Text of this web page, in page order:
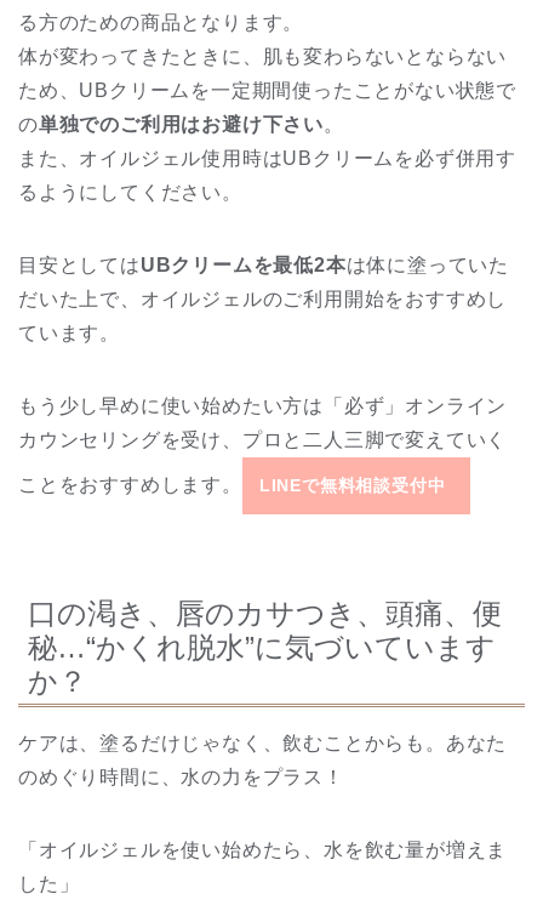
る方のための商品となります。
体が変わってきたときに、肌も変わらないとならない
ため、UBクリームを一定期間使ったことがない状態で
の単独でのご利用はお避け下さい。
また、オイルジェル使用時はUBクリームを必ず併用す
るようにしてください。
目安としてはUBクリームを最低2本は体に塗っていた
だいた上で、オイルジェルのご利用開始をおすすめ し
ています。
もう少し早めに使い始めたい方は「必ず」オンライン
カウンセリングを受け、プロと二人三脚で変えていく
ことをおすすめします。 LINEで無料相談受付中
口の渇き、唇のカサつき、頭痛、便
秘…“かくれ脱水”に気づいています
か？
ケアは、塗るだけじゃなく、飲むことからも。あなた
のめぐり時間に、水の力をプラス！
「オイルジェルを使い始めたら、水を飲む量が増えま
した」